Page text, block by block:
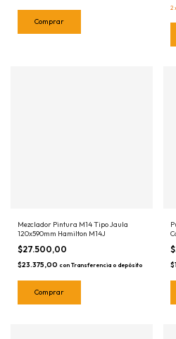
2
Mezclador Pintura M14 Tipo Jaula
120x590mm Hamilton M14J
$27.500,00
$23.375,00 con Transferencia o depósito